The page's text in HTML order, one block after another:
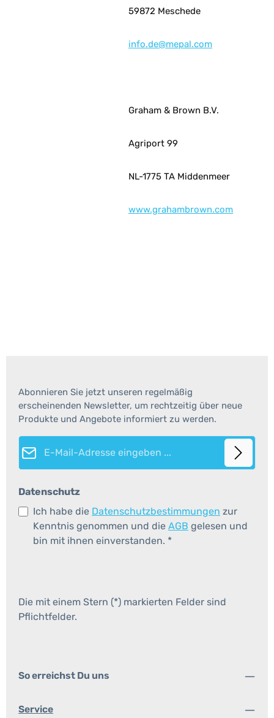
59872 Meschede
info.de@mepal.com
Graham & Brown B.V.
Agriport 99
NL-1775 TA Middenmeer
www.grahambrown.com
Abonnieren Sie jetzt unseren regelmäßig
erscheinenden Newsletter, um rechtzeitig über neue
Produkte und Angebote informiert zu werden.
E-Mail-Adresse*
Datenschutz
Ich habe die Datenschutzbestimmungen zur
Kenntnis genommen und die AGB gelesen und
bin mit ihnen einverstanden. *
Die mit einem Stern (*) markierten Felder sind
Pflichtfelder.
So erreichst Du uns
Service